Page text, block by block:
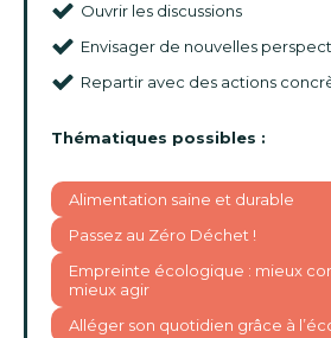
Ouvrir les discussions
Envisager de nouvelles
Repartir avec des actions
Thématiques possibles :
Alimentation saine et durable
Passez au Zéro Déchet !
Empreinte écologique : mieux
mieux agir
Alléger son quotidien grâce à